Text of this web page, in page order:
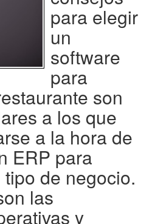
para elegir
un
software
para
son
a los que
a la hora de
ERP para
de negocio.
las
y